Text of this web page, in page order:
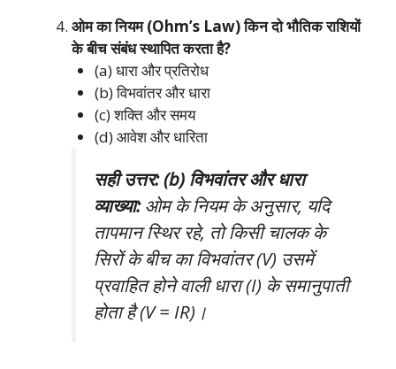
ओम का नियम (Ohm’s Law) किन दो भौतिक राशियों
के बीच संबंध स्थापित करता है?
(a) धारा और प्रतिरोध
(b) विभवांतर और धारा
(c) शक्ति और समय
(d) आवेश और धारिता
सही उत्तर: (b) विभवांतर और धारा
व्याख्या:ओम के नियम के अनुसार, यदि
तापमान स्थिर रहे, तो किसी चालक के
सिरों के बीच का विभवांतर (V) उसमें
प्रवाहित होने वाली धारा (I) के समानुपाती
होता है (V = IR)।